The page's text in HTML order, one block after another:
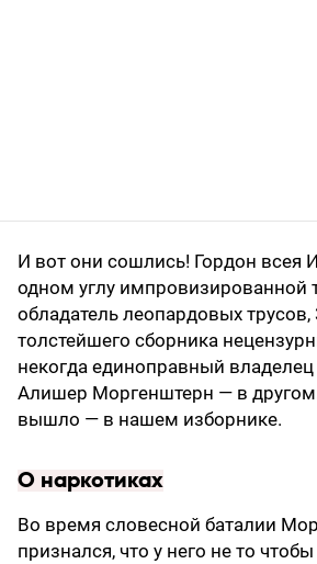
И вот они сошлись! Гордон всея
одном углу импровизированной
обладатель леопардовых
толстейшего сборника
некогда единоправный
Алишер Моргенштерн — в
вышло — в нашем изборнике.
О наркотиках
Во время словесной баталии
признался, что у него не то